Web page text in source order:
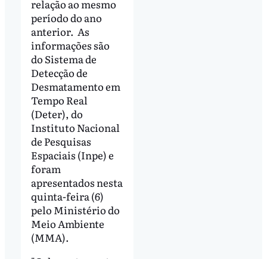
relação ao mesmo
período do ano
anterior. As
informações são
do Sistema de
Detecção de
Desmatamento em
Tempo Real
(Deter), do
Instituto Nacional
de Pesquisas
Espaciais (Inpe) e
foram
apresentados nesta
quinta-feira (6)
pelo Ministério do
Meio Ambiente
(MMA).